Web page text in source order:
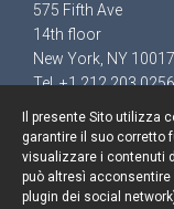
575 Fifth Ave
14th floor
New York, NY 10017
Tel. +1 212 203 0256
Il presente Sito utilizza
garantire il suo corretto
visualizzare i contenuti
può altresì acconsentire
plugin dei social